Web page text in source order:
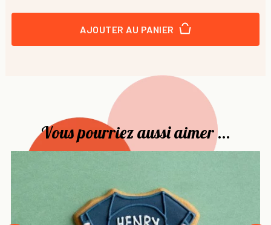
AJOUTER AU PANIER
Vous pourriez aussi aimer ...